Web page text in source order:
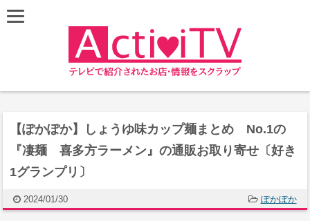
【ぽかぽか】しょうゆ味カップ麺まとめ No.1の
『凄麺 喜多方ラーメン』の通販お取り寄せ〔好き
1グランプリ〕
2024/01/30 ぽかぽか